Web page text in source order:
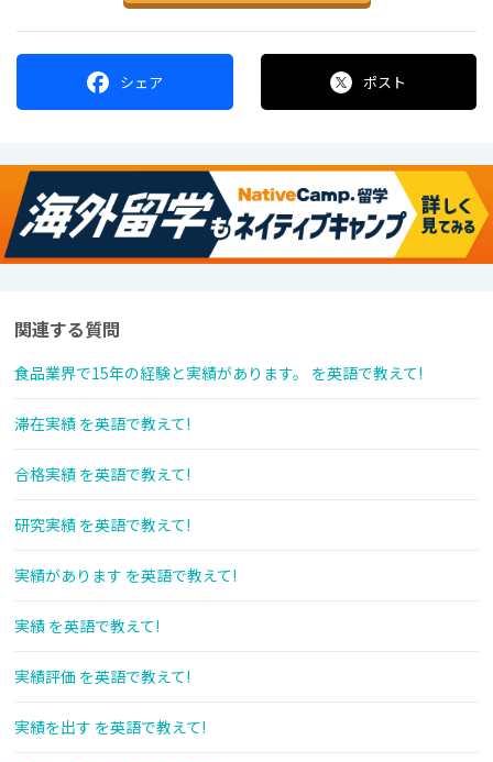
シェア ポスト
関連する質問
食品業界で15年の経験と実績があります。 を英語で教えて!
滞在実績 を英語で教えて!
合格実績 を英語で教えて!
研究実績 を英語で教えて!
実績があります を英語で教えて!
実績 を英語で教えて!
実績評価 を英語で教えて!
実績を出す を英語で教えて!